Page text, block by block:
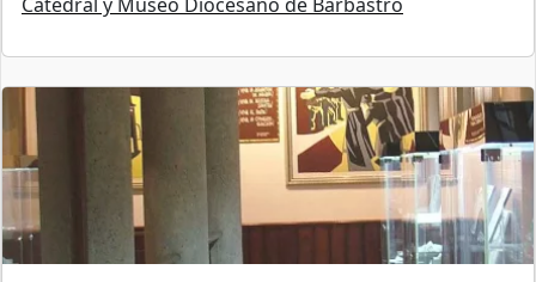
Catedral y Museo Diocesano de Barbastro